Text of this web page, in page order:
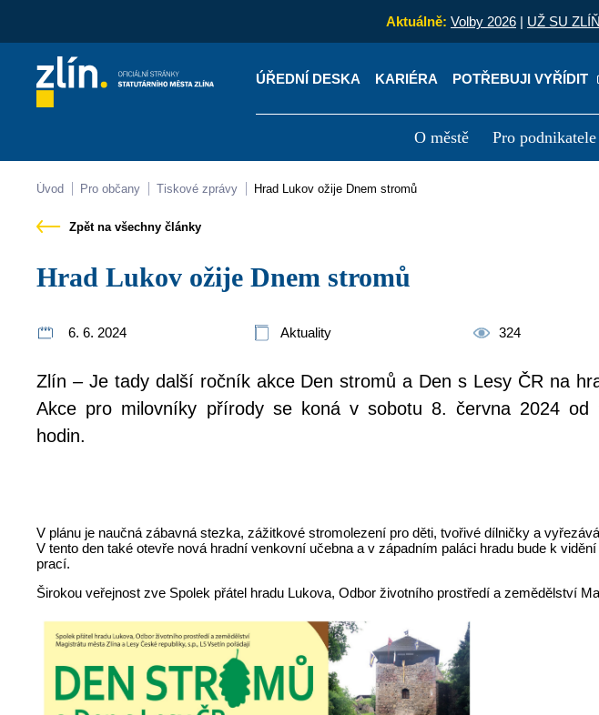
Aktuálně: Volby 2026 | UŽ SU
ÚŘEDNÍ DESKA KARIÉRA POTŘEBUJI VYŘÍDIT
O městě Pro podnikatele
Kontakty Úřední deska
Úvod Pro občany Tiskové zprávy Hrad Lukov ožije Dnem stromů
Zpět na všechny články
Hrad Lukov ožije Dnem stromů
6. 6. 2024 Aktuality 324
Zlín – Je tady další ročník akce Den stromů a Den s Lesy ČR na
Akce pro milovníky přírody se koná v sobotu 8. června 2024 od
hodin.
V plánu je naučná zábavná stezka, zážitkové stromolezení pro děti, tvořivé dílničky a
V tento den také otevře nová hradní venkovní učebna a v západním paláci hradu bude k
prací.
Širokou veřejnost zve Spolek přátel hradu Lukova, Odbor životního prostředí a zemědělství